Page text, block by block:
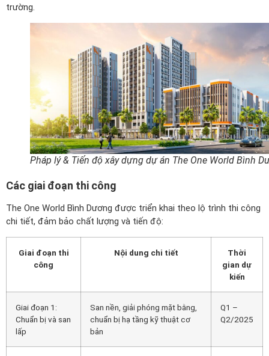
trường.
Pháp lý & Tiến độ xây dựng dự án The One World Bình
Các giai đoạn thi công
The One World Bình Dương được triển khai theo lộ trình thi công
chi tiết, đảm bảo chất lượng và tiến độ:
Giai đoạn thi
công
Nội dung chi tiết
Thời
gian dự
kiến
Giai đoạn 1:
Chuẩn bị và san
lấp
San nền, giải phóng mặt bằng,
chuẩn bị hạ tầng kỹ thuật cơ
bản
Q1 –
Q2/2025